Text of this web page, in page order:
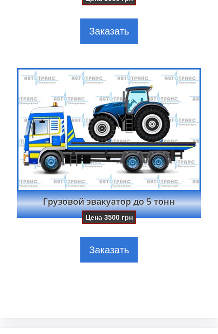
Заказать
Грузовой эвакуатор до 5 тонн
Цена3500 грн
Заказать